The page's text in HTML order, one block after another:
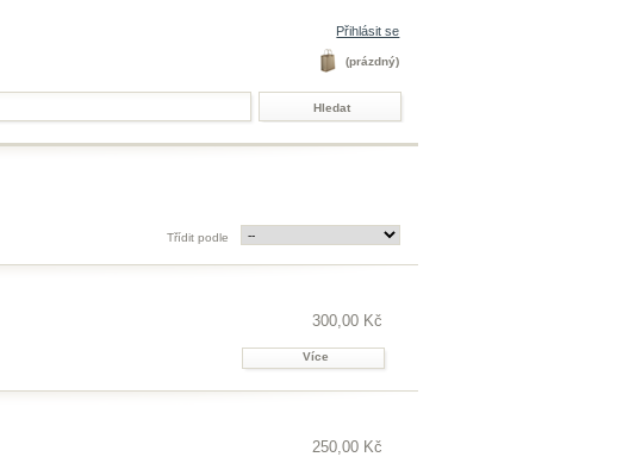
Přihlásit se
(prázdný)
Třídit podle
300,00 Kč
Více
250,00 Kč